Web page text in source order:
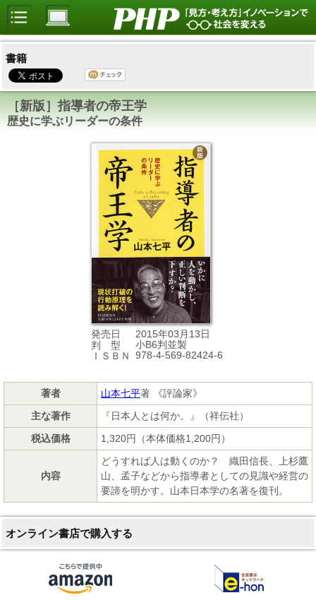
書籍
［新版］指導者の帝王学
歴史に学ぶリーダーの条件
発売日
2015年03月13日
判 型
小B6判並製
ＩＳＢＮ
978-4-569-82424-6
著者 山本七平著 《評論家》
主な著作
『日本人とは何か。』（祥伝社）
税込価格
1,320円（本体価格1,200円）
内容
どうすれば人は動くのか？ 織田信長、上杉鷹
山、孟子などから指導者としての見識や経営の
要諦を明かす。山本日本学の名著を復刊。
オンライン書店で購入する